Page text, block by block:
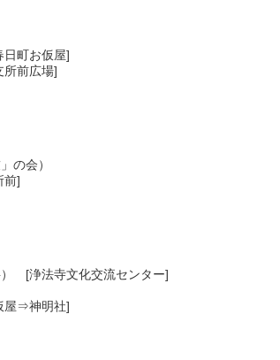
町お仮屋]
前広場]
会）
]
[浄法寺文化交流センター]
屋⇒神明社]